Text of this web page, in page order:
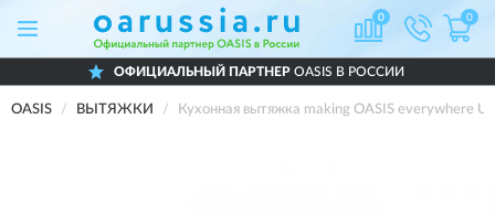
0 0
ОФИЦИАЛЬНЫЙ ПАРТНЕР OASIS В РОССИИ
OASIS ВЫТЯЖКИ Кухонная вытяжка making OASIS everywhere